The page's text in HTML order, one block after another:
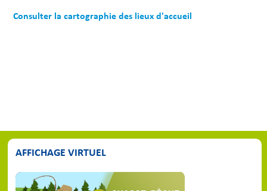
Consulter la cartographie des lieux d'accueil
AFFICHAGE VIRTUEL